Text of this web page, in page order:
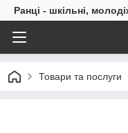
Ранці - шкільні,
Товари та послуги